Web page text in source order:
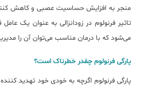
منجر به افزایش حساسیت عصبی و کاهش کنترل
تاثیر فرنولوم در زودانزالی به عنوان یک
می‌شود که با درمان مناسب می‌توان آن را
پارگی فرنولوم چقدر خطرناک است؟
پارگی فرنولوم اگرچه به خودی خود تهدید